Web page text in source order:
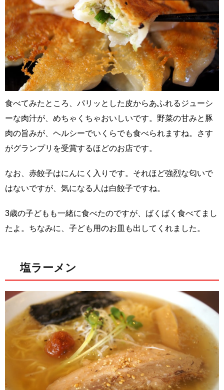
食べてみたところ、パリッとした皮からあふれるジューシ
ーな肉汁が、めちゃくちゃおいしいです。野菜の甘みと豚
肉の旨みが、ヘルシーでいくらでも食べられますね。さす
がグランプリを受賞するほどのお店です。
なお、赤餃子はにんにく入りです。それほど強烈な匂いで
はないですが、気になる人は白餃子ですね。
3歳の子どもも一緒に食べたのですが、ばくばく食べてまし
たよ。ちなみに、子ども用のお皿も出してくれました。
塩ラーメン